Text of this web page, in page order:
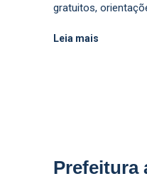
gratuitos,
Leia mais
Prefeitura